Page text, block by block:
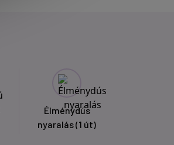
Élménydús
nyaralás(1 út)